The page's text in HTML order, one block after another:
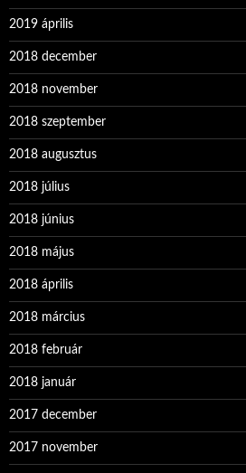
2019 április
2018 december
2018 november
2018 szeptember
2018 augusztus
2018 július
2018 június
2018 május
2018 április
2018 március
2018 február
2018 január
2017 december
2017 november